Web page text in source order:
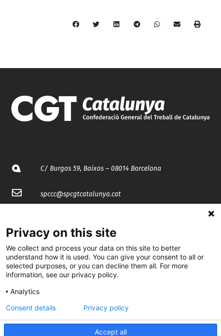
C/ Burgos 59, Baixos – 08014 Barcelona
spccc@spcgtcatalunya.cat
@CGTCatalunya
cgtcatalunya
cgtcatalunya
Privacy on this site
We collect and process your data on this site to better
understand how it is used. You can give your consent to all or
selected purposes, or you can decline them all. For more
information, see our privacy policy.
Analytics
Accept all
Consent details Privacy policy